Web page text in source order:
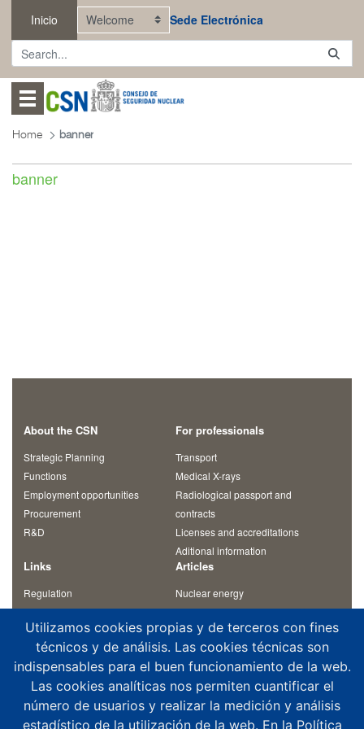
Skip to Main Content
Inicio Sede Electrónica
Abrir menú
Home banner
banner
About the CSN
Strategic Planning
Functions
Employment opportunities
Procurement
R&D
For professionals
Transport
Medical X-rays
Radiological passport and
contracts
Licenses and accreditations
Aditional information
Links
Regulation
Commentaries on regulation
Inspection reports
Course materials
International conventions
Articles
Nuclear energy
Radiation
Radioactive waste
Nuclear fuel and its cycle
Other articles
Contact us
Suggestion box
Utilizamos cookies propias y de terceros con fines
técnicos y de análisis. Las cookies técnicas son
indispensables para el buen funcionamiento de la web.
Las cookies analíticas nos permiten cuantificar el
número de usuarios y realizar la medición y análisis
estadístico de la utilización de la web. En la Política